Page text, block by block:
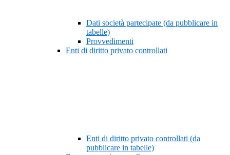
Dati società partecipate (da pubblicare in
tabelle)
Provvedimenti
Enti di diritto privato controllati
Enti di diritto privato controllati (da
pubblicare in tabelle)